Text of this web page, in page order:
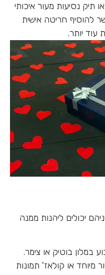
תיק נסיעות מעור איכותי
להוסיף חריטה אישית
יותר.
יכולים ליהנות ממנה
במלון בוטיק או צימר.
מיוחד או קולאז' תמונות